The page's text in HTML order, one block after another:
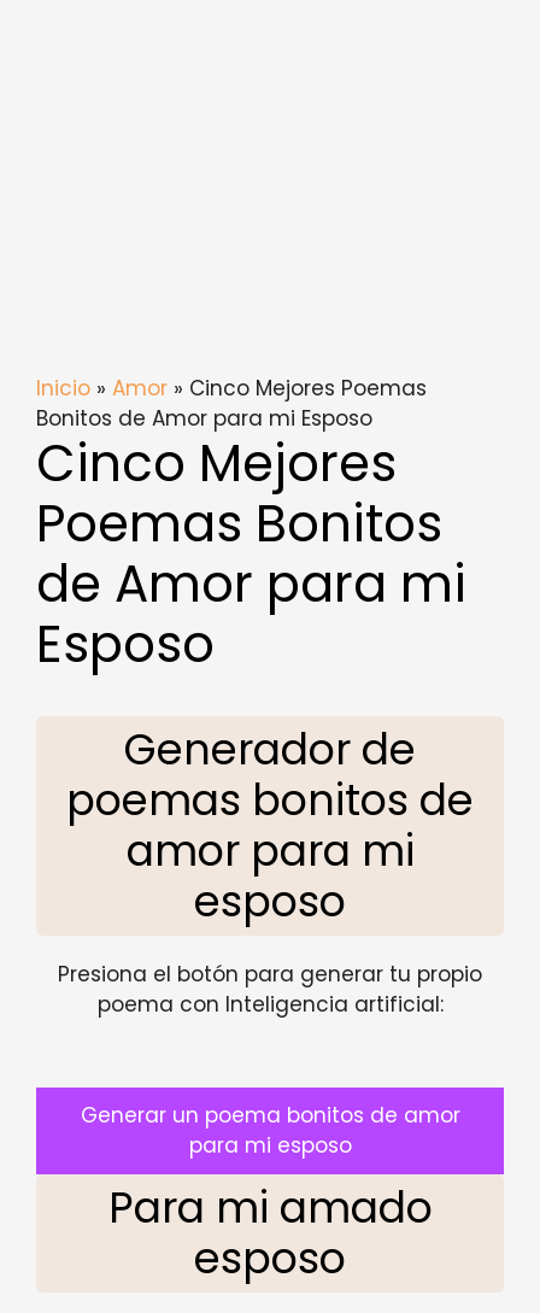
Inicio » Amor » Cinco Mejores Poemas
Bonitos de Amor para mi Esposo
Cinco Mejores
Poemas Bonitos
de Amor para mi
Esposo
Generador de
poemas bonitos de
amor para mi
esposo
Presiona el botón para generar tu propio
poema con Inteligencia artificial:
Generar un poema bonitos de amor
para mi esposo
Para mi amado
esposo